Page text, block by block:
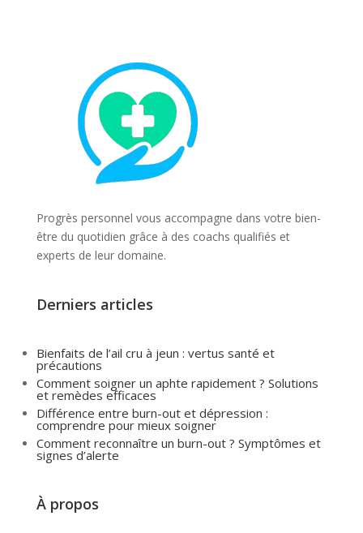
Progrès personnel vous accompagne dans votre bien-
être du quotidien grâce à des coachs qualifiés et
experts de leur domaine.
Derniers articles
Bienfaits de l’ail cru à jeun : vertus santé et
précautions
Comment soigner un aphte rapidement ? Solutions
et remèdes efficaces
Différence entre burn-out et dépression :
comprendre pour mieux soigner
Comment reconnaître un burn-out ? Symptômes et
signes d’alerte
À propos